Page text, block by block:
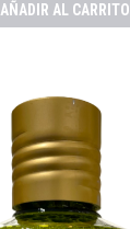
AÑADIR AL CARRITO